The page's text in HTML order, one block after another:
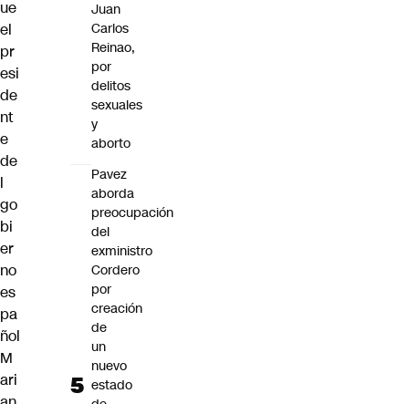
ue
el
pr
esi
de
nt
e
de
l
go
bi
er
no
es
pa
ñol
M
ari
Juan
Carlos
Reinao,
por
delitos
sexuales
y
aborto
Pavez
aborda
preocupación
del
exministro
Cordero
por
creación
de
un
nuevo
estado